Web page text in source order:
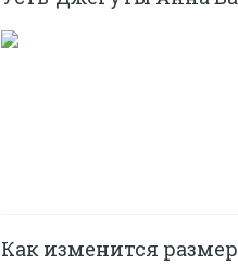
Как изменится